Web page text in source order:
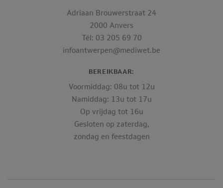
Adriaan Brouwerstraat 24
2000 Anvers
Tél: 03 205 69 70
infoantwerpen@mediwet.be
BEREIKBAAR:
Voormiddag: 08u tot 12u
Namiddag: 13u tot 17u
Op vrijdag tot 16u
Gesloten op zaterdag,
zondag en feestdagen